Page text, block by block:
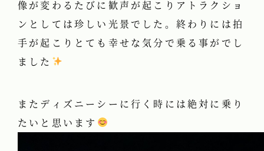
像が変わるたびに歓声が起こりアトラクショ
ンとしては珍しい光景でした。終わりには拍
手が起こりとても幸せな気分で乗る事がでし
ました
またディズニーシーに行く時には絶対に乗り
たいと思います